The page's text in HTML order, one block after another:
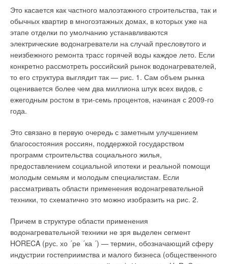
Это касается как частного малоэтажного строительства, так и
обычных квартир в многоэтажных домах, в которых уже на
этапе отделки по умолчанию устанавливаются
электрические водонагреватели на случай пресловутого и
неизбежного ремонта трасс горячей воды каждое лето. Если
конкретно рассмотреть российский рынок водонагревателей,
то его структура выглядит так — рис. 1. Сам объем рынка
оценивается более чем два миллиона штук всех видов, с
ежегодным ростом в три-семь процентов, начиная с 2009-го
года.
Это связано в первую очередь с заметным улучшением
благосостояния россиян, поддержкой государством
программ строительства социального жилья,
предоставлением социальной ипотеки и реальной помощи
молодым семьям и молодым специалистам. Если
рассматривать области применения водонагревательной
техники, то схематично это можно изобразить на рис. 2.
Причем в структуре области применения
водонагревательной техники не зря выделен сегмент
HORECA (рус. хо ´ре ´ка ´) — термин, обозначающий сферу
индустрии гостеприимства и малого бизнеса (общественного
процессом производства настенных котлов на заводе Biasi в
Порденоне.
Гости особо отметили экскурсию в испытательную
лабораторию компании. Здесь продукция проходит
тестирование по множеству параметров, моделируются
реальные условия эксплуатации, испытываются различные
нагрузки. Именно в этой лаборатории российские партнеры
смогли увидеть новинки Biasi, которые в скором времени
поступят на российский рынок. За время поездки участники
получили много новой и полезной информации, увидели
передовые технологии производства и обменялись опытом с
итальянскими коллегами.
После завершения официальной части поездки российским
партнерам были организованы несколько увлекательных
экскурсий по городам Порденоне и, конечно же, Венеции.
→ Настенные двухконтурные газовые котлы. Обзор рынка
ЖУРНАЛ СОК АВГУСТ 2013
→ Двухконтурные настенные газовые котлы. Обзор рынка
ЖУРНАЛ СОК СЕНТЯБРЬ 2012